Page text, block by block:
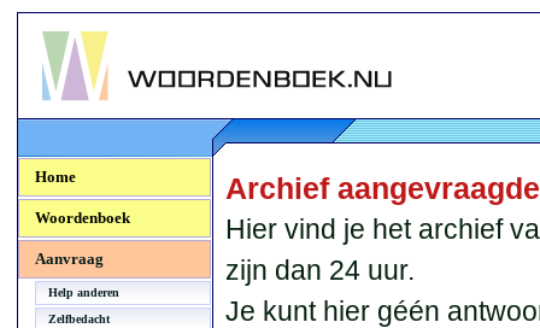
Woordenboek.NU
Home
Woordenboek
Aanvraag
Help anderen
Zelfbedacht
Archief
Hier vind je het archief
zijn dan 24 uur.
Je kunt hier géén